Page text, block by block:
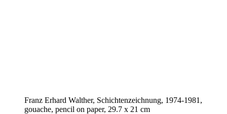
Franz Erhard Walther, Schichtenzeichnung, 1974-1981,
gouache, pencil on paper, 29.7 x 21 cm